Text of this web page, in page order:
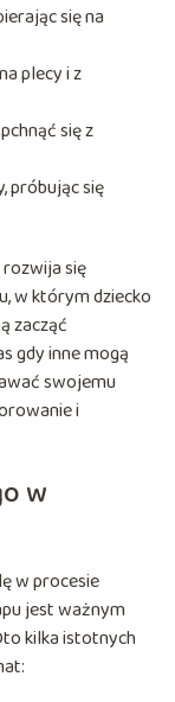
się na
plecy i z
się z
próbując się
się
w którym dziecko
zacząć
gdy inne mogą
swojemu
i
w
w procesie
jest ważnym
kilka istotnych